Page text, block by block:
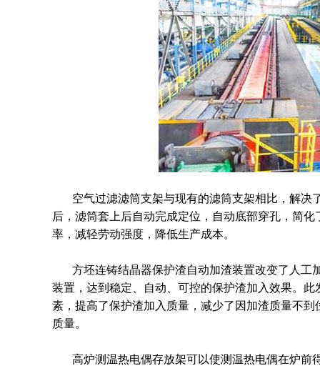
空气过滤滤筒支架与现有的滤筒支架相比，解决
后，滤筒套上后自动完成定位，自动底部穿孔，简
率，减轻劳动强度，降低生产成本。
方坯连铸结晶器保护渣自动加渣装置改变了人工
装置，达到稳定、自动、可控的保护渣加入效果。
素，提高了保护渣加入质量，减少了因加渣质量不
质量。
高炉测温热电偶存放架可以使测温热电偶在炉前